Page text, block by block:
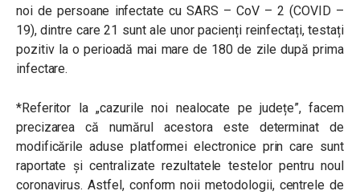
noi de persoane infectate cu SARS – CoV – 2 (COVID –
19), dintre care 21 sunt ale unor pacienți reinfectați, testați
pozitiv la o perioadă mai mare de 180 de zile după prima
infectare.
*Referitor la „cazurile noi nealocate pe județe”, facem
precizarea că numărul acestora este determinat de
modificările aduse platformei electronice prin care sunt
raportate și centralizate rezultatele testelor pentru noul
coronavirus. Astfel, conform noii metodologii, centrele de